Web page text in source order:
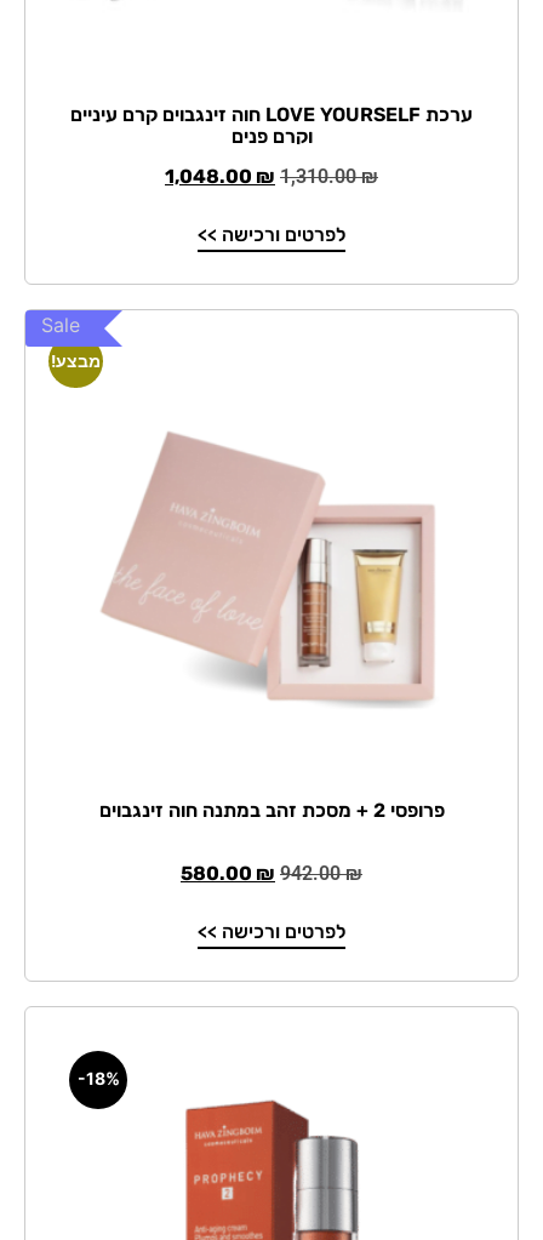
ערכת LOVE YOURSELF חוה זינגבוים קרם עיניים
וקרם פנים
1,310.00₪
1,048.00 ₪
לפרטים ורכישה >>
מבצע!
פרופסי 2 + מסכת זהב במתנה חוה זינגבוים
942.00₪
580.00 ₪
לפרטים ורכישה >>
Sale
-18%